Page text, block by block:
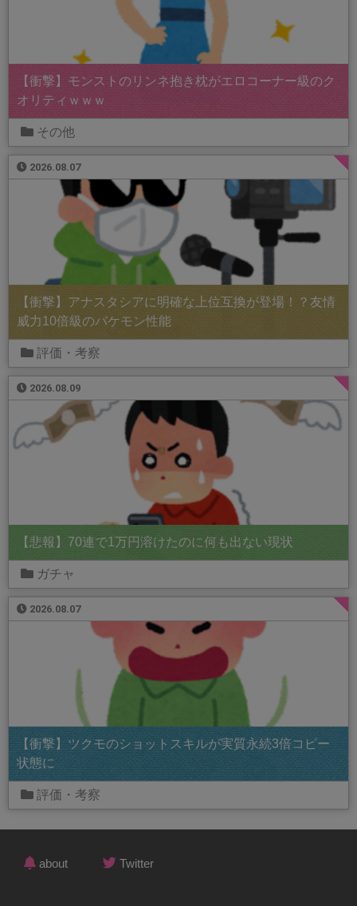
【衝撃】モンストのリンネ抱き枕がエロコーナー級のク
オリティｗｗｗ
その他
2026.08.07
【衝撃】アナスタシアに明確な上位互換が登場！？友情
威力10倍級のバケモン性能
評価・考察
2026.08.09
【悲報】70連で1万円溶けたのに何も出ない現状
ガチャ
2026.08.07
【衝撃】ツクモのショットスキルが実質永続3倍コピー
状態に
評価・考察
about Twitter